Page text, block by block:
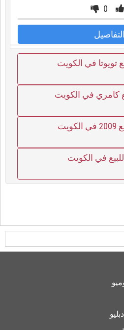
0
التفاصيل
تويوتا في الكويت
كامري في الكويت
في الكويت